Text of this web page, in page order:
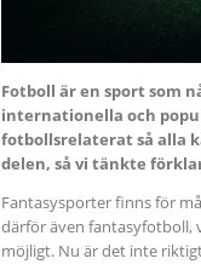
Fotboll är en sport som
internationella och
fotbollsrelaterat så alla
delen, så vi tänkte
Fantasysporter finns för
därför även fantasyfotboll,
möjligt. Nu är det inte